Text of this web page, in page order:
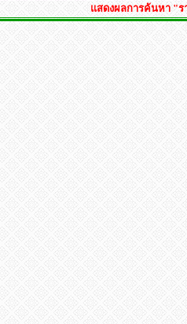
แสดงผลการค้นหา "